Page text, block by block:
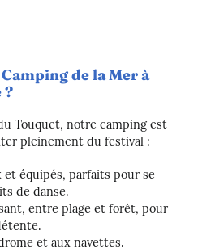
de la Mer à
?
Touquet, notre camping est
pleinement du festival :
et équipés, parfaits pour se
de danse.
entre plage et forêt, pour
et aux navettes.